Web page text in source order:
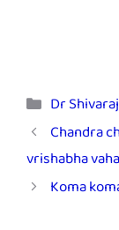
Categories
Dr
Chandra
vrishabha
Koma